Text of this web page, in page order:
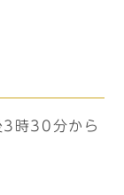
時30分から